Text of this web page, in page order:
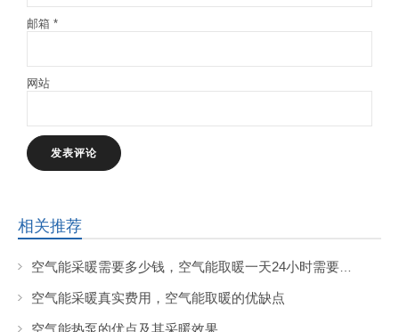
邮箱 *
网站
相关推荐
空气能采暖需要多少钱，空气能取暖一天24小时需要花费多少钱?
空气能采暖真实费用，空气能取暖的优缺点